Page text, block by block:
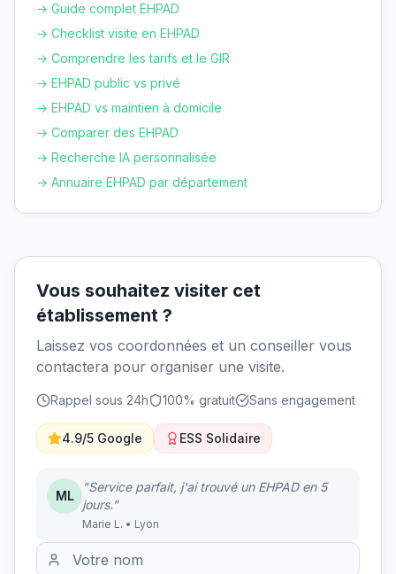
→ Guide complet EHPAD
→ Checklist visite en EHPAD
→ Comprendre les tarifs et le GIR
→ EHPAD public vs privé
→ EHPAD vs maintien à domicile
→ Comparer des EHPAD
→ Recherche IA personnalisée
→ Annuaire EHPAD par département
Vous souhaitez visiter cet
établissement ?
Laissez vos coordonnées et un conseiller vous
contactera pour organiser une visite.
Rappel sous 24h 100% gratuit Sans engagement
4.9/5 Google ESS Solidaire
ML
"Service parfait, j'ai trouvé un EHPAD en 5
jours."
Marie L. • Lyon